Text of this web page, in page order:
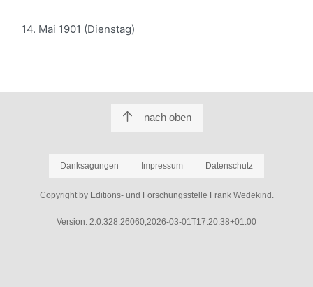
14. Mai 1901 (Dienstag)
nach oben
Danksagungen Impressum Datenschutz
Copyright by Editions- und Forschungsstelle Frank Wedekind.
Version: 2.0.328.26060,2026-03-01T17:20:38+01:00